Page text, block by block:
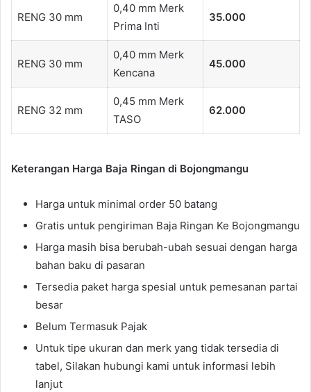
RENG 30 mm
0,40 mm Merk
Prima Inti
35.000
RENG 30 mm
0,40 mm Merk
Kencana
45.000
RENG 32 mm
0,45 mm Merk
TASO
62.000
Keterangan Harga Baja Ringan di Bojongmangu
Harga untuk minimal order 50 batang
Gratis untuk pengiriman Baja Ringan Ke Bojongmangu
Harga masih bisa berubah-ubah sesuai dengan harga
bahan baku di pasaran
Tersedia paket harga spesial untuk pemesanan partai
besar
Belum Termasuk Pajak
Untuk tipe ukuran dan merk yang tidak tersedia di
tabel, Silakan hubungi kami untuk informasi lebih
lanjut